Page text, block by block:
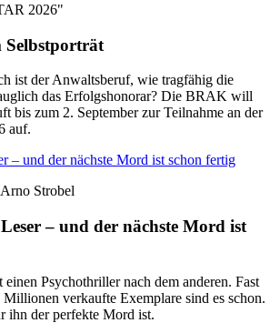
2026"
Selbstporträt
ist der Anwaltsberuf, wie tragfähig die
das Erfolgshonorar? Die BRAK will
bis zum 2. September zur Teilnahme an der
auf.
– und der nächste Mord ist schon fertig
Strobel
– und der nächste Mord ist
Psychothriller nach dem anderen. Fast
verkaufte Exemplare sind es schon.
ihn der perfekte Mord ist.